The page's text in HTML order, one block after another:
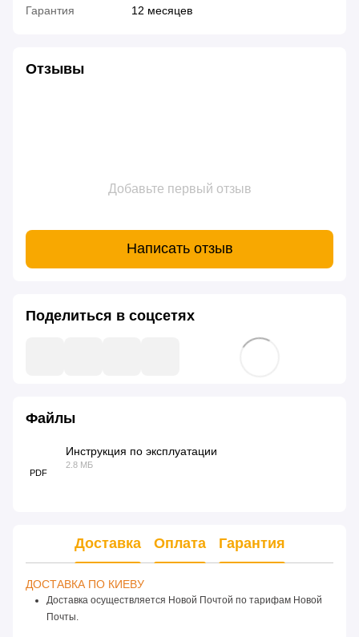
Гарантия 12 месяцев
Отзывы
Добавьте первый отзыв
Написать отзыв
Поделиться в соцсетях
Файлы
PDF
Инструкция по эксплуатации
2.8 МБ
Доставка Оплата Гарантия
ДОСТАВКА ПО КИЕВУ
Доставка осуществляется Новой Почтой по тарифам Новой
Почты.